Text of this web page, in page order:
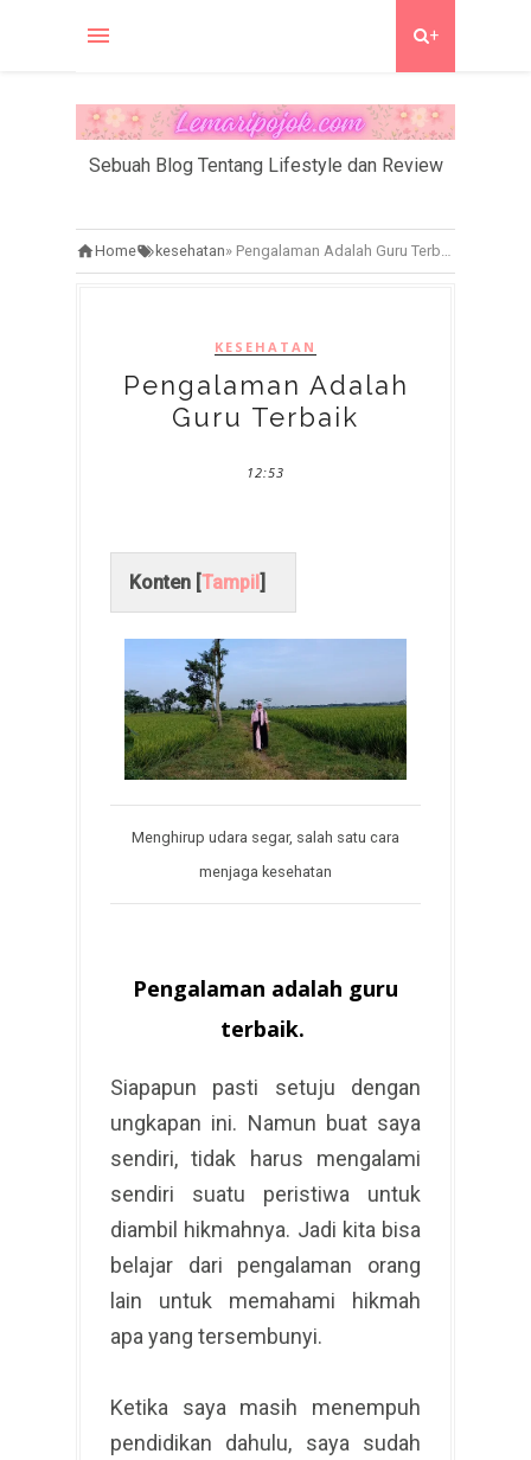
+
Sebuah Blog Tentang Lifestyle dan Review
Home kesehatan» Pengalaman Adalah Guru Terbaik
KESEHATAN
Pengalaman Adalah
Guru Terbaik
12:53
Konten [Tampil]
Menghirup udara segar, salah satu cara
menjaga kesehatan
Pengalaman adalah guru
terbaik.
Siapapun pasti setuju dengan
ungkapan ini. Namun buat saya
sendiri, tidak harus mengalami
sendiri suatu peristiwa untuk
diambil hikmahnya. Jadi kita bisa
belajar dari pengalaman orang
lain untuk memahami hikmah
apa yang tersembunyi.
Ketika saya masih menempuh
pendidikan dahulu, saya sudah